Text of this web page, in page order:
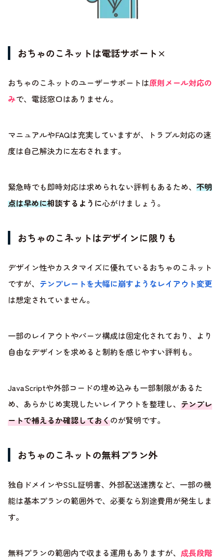
おちゃのこネットは電話サポート×
おちゃのこネットのユーザーサポートは原則メール対応の
みで、電話窓口はありません。
マニュアルやFAQは充実していますが、トラブル対応の速
度は自己解決力に左右されます。
緊急時でも即時対応は求められない評判もあるため、 不明
点は早めに相談するように心がけましょう。
おちゃのこネットはデザインに限りも
デザイン性やカスタマイズに優れているおちゃのこネット
ですが、 テンプレートを大幅に崩すようなレイアウト変更
は想定されていません。
一部のレイアウトやパーツ構成は固定化されており、より
自由なデザインを求めると制約を感じやすい評判も。
JavaScriptや外部コードの埋め込みも一部制限があるた
め、あらかじめ実現したいレイアウトを整理し、 テンプレ
ートで補えるか確認しておくのが賢明です。
おちゃのこネットの無料プラン外
独自ドメインやSSL証明書、外部配送連携など、一部の機
能は基本プランの範囲外で、必要なら別途費用が発生しま
す。
無料プランの範囲内で収まる運用もありますが、 成長段階